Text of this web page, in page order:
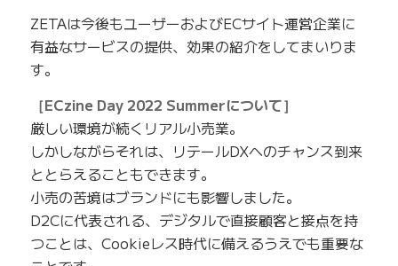
ZETAは今後もユーザーおよびECサイト運営企業に
有益なサービスの提供、効果の紹介をしてまいりま
す。
［ECzine Day 2022 Summerについて］
厳しい環境が続くリアル小売業。
しかしながらそれは、リテールDXへのチャンス到来
ととらえることもできます。
小売の苦境はブランドにも影響しました。
D2Cに代表される、デジタルで直接顧客と接点を持
つことは、Cookieレス時代に備えるうえでも重要な